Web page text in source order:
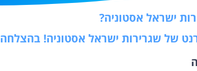
ישראל אסטוניה?
של שגרירות ישראל אסטוניה! בהצלחה